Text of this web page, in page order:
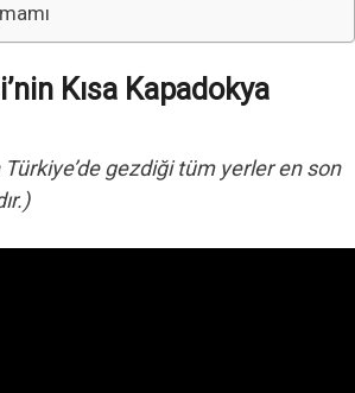
Kısa Kapadokya
Türkiye’de gezdiği tüm yerler en son